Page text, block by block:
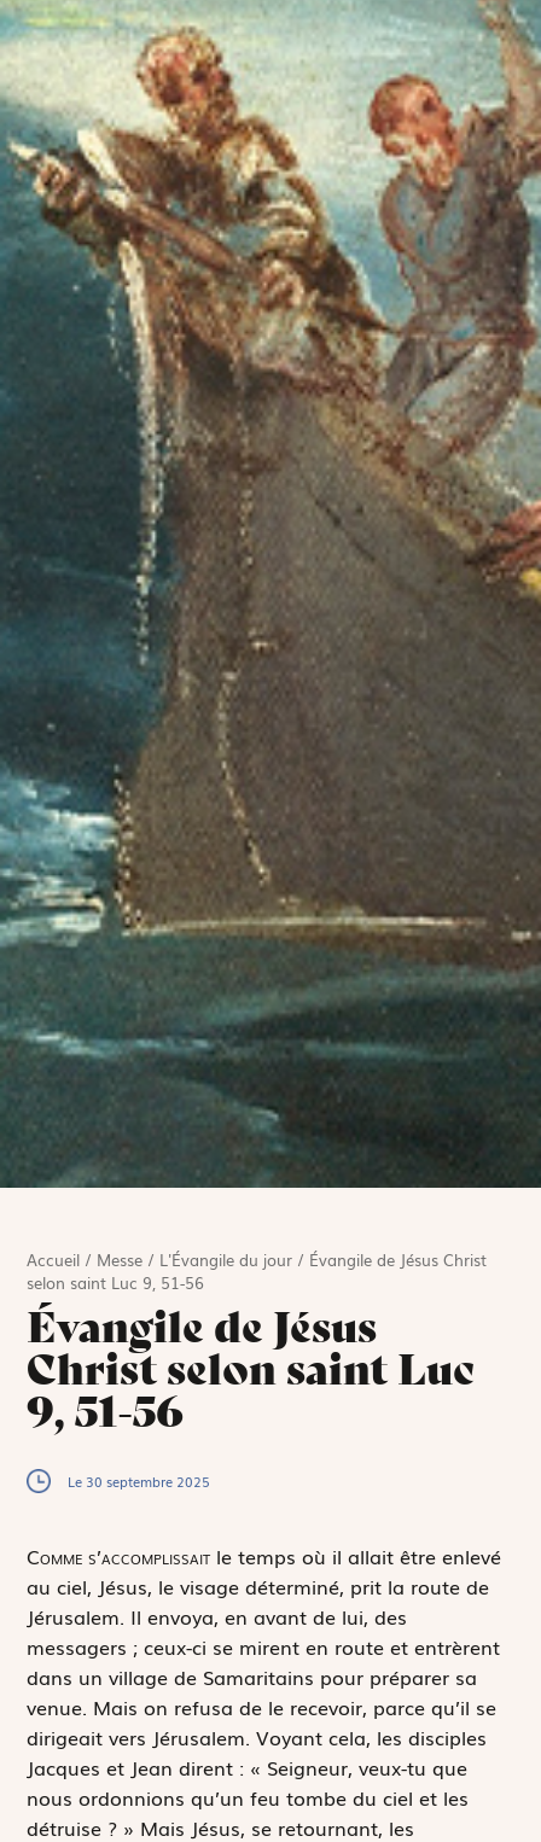
Accueil / Messe / L'Évangile du jour / Évangile de Jésus Christ
selon saint Luc 9, 51-56
Évangile de Jésus
Christ selon saint Luc
9, 51-56
Le 30 septembre 2025
Comme s’accomplissait le temps où il allait être enlevé
au ciel, Jésus, le visage déterminé, prit la route de
Jérusalem. Il envoya, en avant de lui, des
messagers ; ceux-ci se mirent en route et entrèrent
dans un village de Samaritains pour préparer sa
venue. Mais on refusa de le recevoir, parce qu’il se
dirigeait vers Jérusalem. Voyant cela, les disciples
Jacques et Jean dirent : « Seigneur, veux-tu que
nous ordonnions qu’un feu tombe du ciel et les
détruise ? » Mais Jésus, se retournant, les